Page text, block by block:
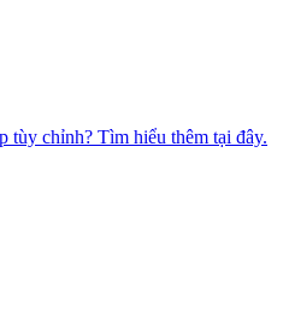
tùy chỉnh? Tìm hiểu thêm tại đây.